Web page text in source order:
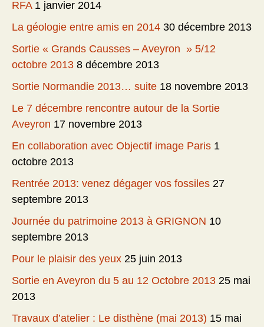
RFA 1 janvier 2014
La géologie entre amis en 2014 30 décembre 2013
Sortie « Grands Causses – Aveyron » 5/12
octobre 2013 8 décembre 2013
Sortie Normandie 2013… suite 18 novembre 2013
Le 7 décembre rencontre autour de la Sortie
Aveyron 17 novembre 2013
En collaboration avec Objectif image Paris 1
octobre 2013
Rentrée 2013: venez dégager vos fossiles 27
septembre 2013
Journée du patrimoine 2013 à GRIGNON 10
septembre 2013
Pour le plaisir des yeux 25 juin 2013
Sortie en Aveyron du 5 au 12 Octobre 2013 25 mai
2013
Travaux d’atelier : Le disthène (mai 2013) 15 mai